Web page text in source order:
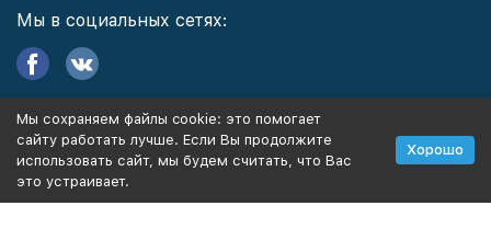
Мы в социальных сетях:
Информация
Политика персональных данных
Мы сохраняем файлы cookie: это помогает
сайту работать лучше. Если Вы продолжите
использовать сайт, мы будем считать, что Вас
это устраивает.
Хорошо